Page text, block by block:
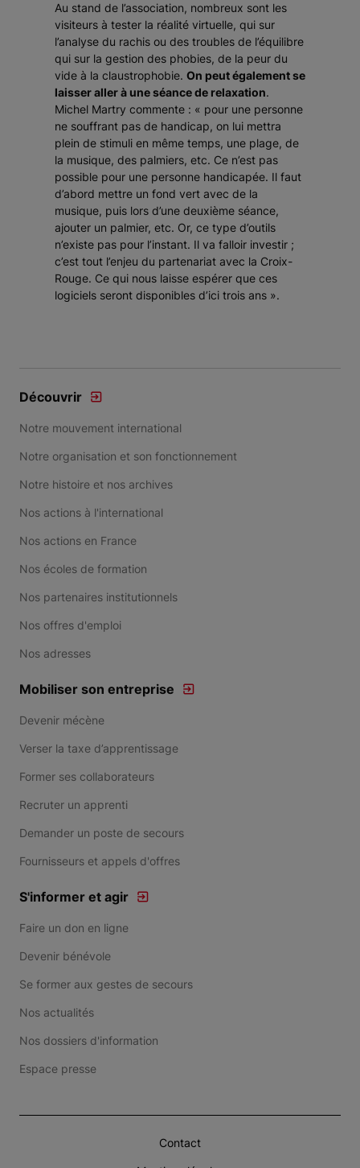
Au stand de l’association, nombreux sont les
visiteurs à tester la réalité virtuelle, qui sur
l’analyse du rachis ou des troubles de l’équilibre
qui sur la gestion des phobies, de la peur du
vide à la claustrophobie. On peut également se
laisser aller à une séance de relaxation.
Michel Martry commente : « pour une personne
ne souffrant pas de handicap, on lui mettra
plein de stimuli en même temps, une plage, de
la musique, des palmiers, etc. Ce n’est pas
possible pour une personne handicapée. Il faut
d’abord mettre un fond vert avec de la
musique, puis lors d’une deuxième séance,
ajouter un palmier, etc. Or, ce type d’outils
n’existe pas pour l’instant. Il va falloir investir ;
c’est tout l’enjeu du partenariat avec la Croix-
Rouge. Ce qui nous laisse espérer que ces
logiciels seront disponibles d’ici trois ans ».
Découvrir
Notre mouvement international
Notre organisation et son fonctionnement
Notre histoire et nos archives
Nos actions à l'international
Nos actions en France
Nos écoles de formation
Nos partenaires institutionnels
Nos offres d'emploi
Nos adresses
Mobiliser son entreprise
Devenir mécène
Verser la taxe d’apprentissage
Former ses collaborateurs
Recruter un apprenti
Demander un poste de secours
Fournisseurs et appels d'offres
S'informer et agir
Faire un don en ligne
Devenir bénévole
Se former aux gestes de secours
Nos actualités
Nos dossiers d'information
Espace presse
Contact